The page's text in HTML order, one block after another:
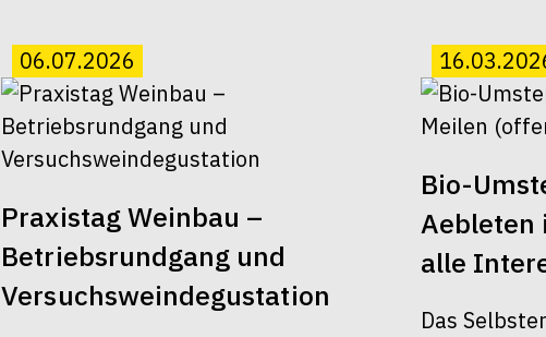
06.07.2026
Praxistag Weinbau –
Betriebsrundgang und
Versuchsweindegustation
Bio-
Aebleten
alle
Das